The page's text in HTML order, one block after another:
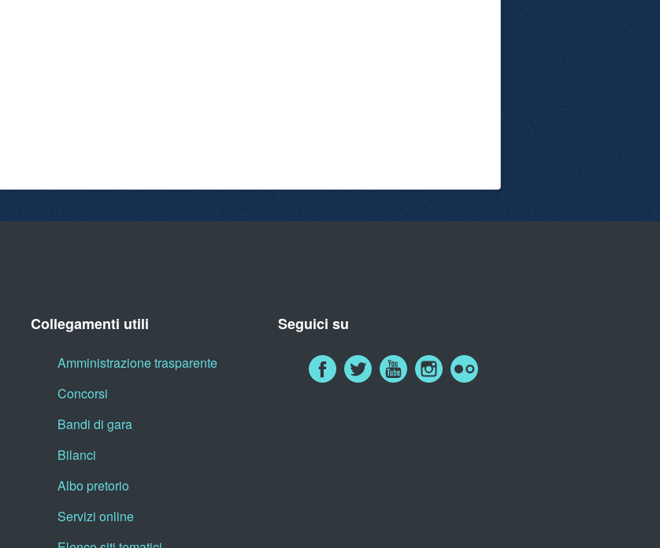
Collegamenti utili
Amministrazione trasparente
Concorsi
Bandi di gara
Bilanci
Albo pretorio
Servizi online
Seguici su